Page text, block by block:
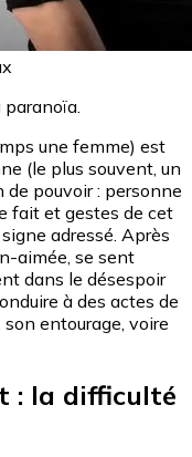
une femme) est
(le plus souvent, un
pouvoir : personne
fait et gestes de cet
adressé. Après
aimée, se sent
dans le désespoir
à des actes de
entourage, voire
: la difficulté